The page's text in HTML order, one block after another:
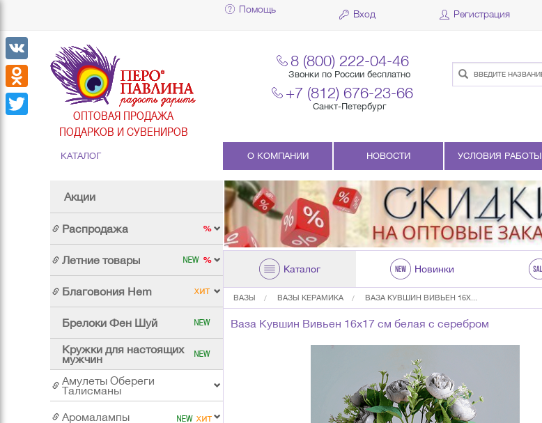
Помощь Вход Регистрация
ОПТОВАЯ ПРОДАЖА
ПОДАРКОВ И СУВЕНИРОВ
8 (800) 222-04-46
Звонки по России бесплатно
+7 (812) 676-23-66
Санкт-Петербург
КАТАЛОГ
Акции
Распродажа
Летние товары
Благовония Hem
Брелоки Фен Шуй
Кружки для настоящих
мужчин
Амулеты Обереги
Талисманы
Аромалампы
О КОМПАНИИ НОВОСТИ УСЛОВИЯ РАБОТЫ
Каталог Новинки
ВАЗЫ ВАЗЫ КЕРАМИКА ВАЗА КУВШИН ВИВЬЕН 16Х...
Ваза Кувшин Вивьен 16х17 см белая с серебром
VK
Odnoklassniki